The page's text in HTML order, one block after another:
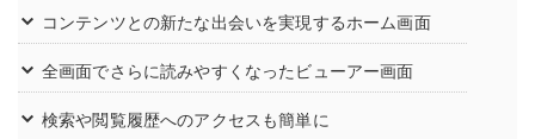
コンテンツとの新たな出会いを実現するホーム画面
全画面でさらに読みやすくなったビューアー画面
検索や閲覧履歴へのアクセスも簡単に